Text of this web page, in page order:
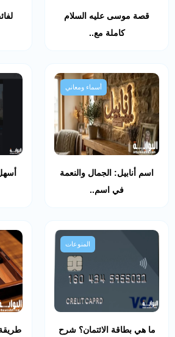
قصة موسى عليه السلام
كاملة مع..
أسماء ومعاني
اسم أنابيل: الجمال والنعمة
في اسم..
المنوعات
ما هي بطاقة الائتمان؟ شرح